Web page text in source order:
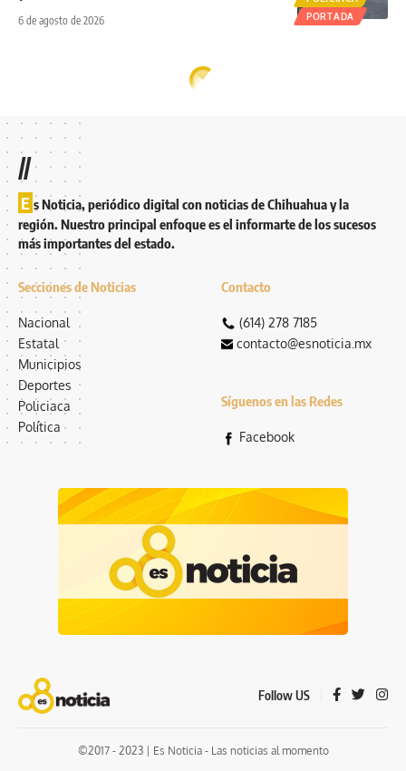
PORTADA
6 de agosto de 2026
//
E s Noticia, periódico digital con noticias de Chihuahua y la
región. Nuestro principal enfoque es el informarte de los sucesos
más importantes del estado.
Secciones de Noticias
Nacional
Estatal
Municipios
Deportes
Policiaca
Política
Contacto
(614) 278 7185
contacto@esnoticia.mx
Síguenos en las Redes
Facebook
Follow US
©2017 - 2023 | Es Noticia - Las noticias al momento